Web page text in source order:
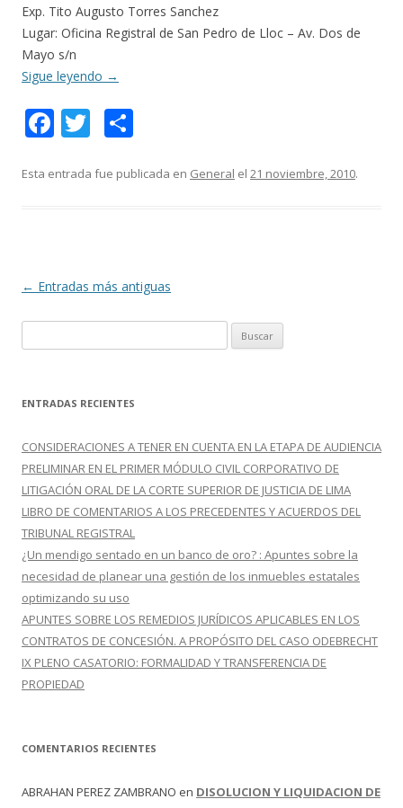
Exp. Tito Augusto Torres Sanchez
Lugar: Oficina Registral de San Pedro de Lloc – Av. Dos de
Mayo s/n
Sigue leyendo →
F
e
k
T
itt m
r
Esta entrada fue publicada en General el 21 noviembre, 2010.
Navegación
← Entradas más antiguas
u
c
r
:
ENTRADAS RECIENTES
CONSIDERACIONES A TENER EN CUENTA EN LA ETAPA DE AUDIENCIA
PRELIMINAR EN EL PRIMER MÓDULO CIVIL CORPORATIVO DE
LITIGACIÓN ORAL DE LA CORTE SUPERIOR DE JUSTICIA DE LIMA
LIBRO DE COMENTARIOS A LOS PRECEDENTES Y ACUERDOS DEL
TRIBUNAL REGISTRAL
¿Un mendigo sentado en un banco de oro? : Apuntes sobre la
necesidad de planear una gestión de los inmuebles estatales
optimizando su uso
APUNTES SOBRE LOS REMEDIOS JURÍDICOS APLICABLES EN LOS
CONTRATOS DE CONCESIÓN. A PROPÓSITO DEL CASO ODEBRECHT
IX PLENO CASATORIO: FORMALIDAD Y TRANSFERENCIA DE
PROPIEDAD
COMENTARIOS RECIENTES
ABRAHAN PEREZ ZAMBRANO en DISOLUCION Y LIQUIDACION DE